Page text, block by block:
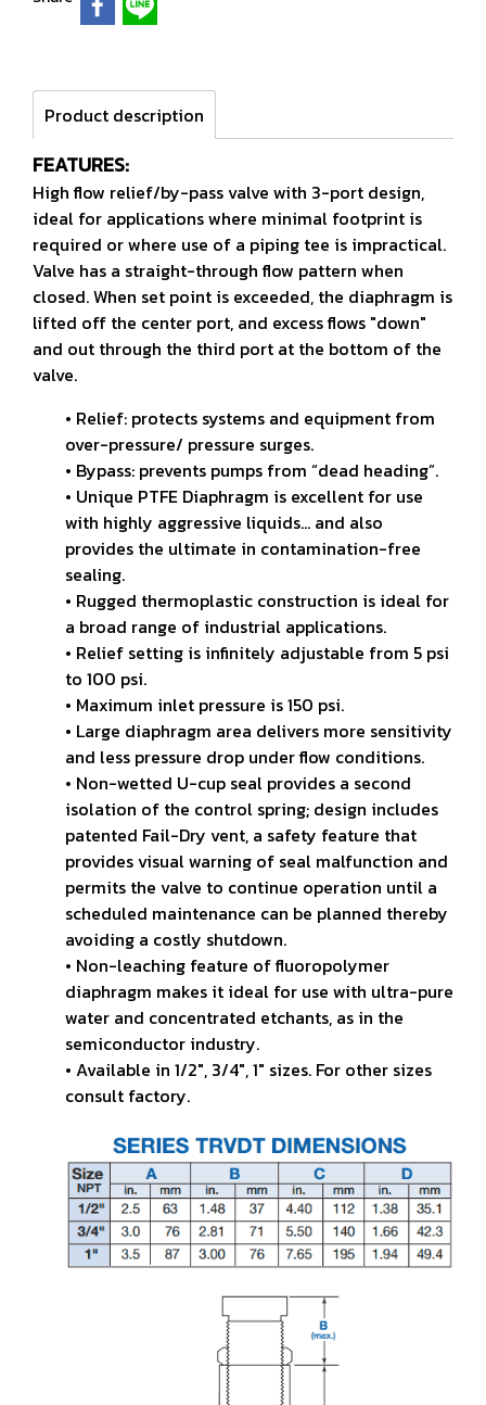
Product description
FEATURES:
High flow relief/by-pass valve with 3-port design,
ideal for applications where minimal footprint is
required or where use of a piping tee is impractical.
Valve has a straight-through flow pattern when
closed. When set point is exceeded, the diaphragm is
lifted off the center port, and excess flows "down"
and out through the third port at the bottom of the
valve.
• Relief: protects systems and equipment from
over-pressure/ pressure surges.
• Bypass: prevents pumps from “dead heading”.
• Unique PTFE Diaphragm is excellent for use
with highly aggressive liquids... and also
provides the ultimate in contamination-free
sealing.
• Rugged thermoplastic construction is ideal for
a broad range of industrial applications.
• Relief setting is infinitely adjustable from 5 psi
to 100 psi.
• Maximum inlet pressure is 150 psi.
• Large diaphragm area delivers more sensitivity
and less pressure drop under flow conditions.
• Non-wetted U-cup seal provides a second
isolation of the control spring; design includes
patented Fail-Dry vent, a safety feature that
provides visual warning of seal malfunction and
permits the valve to continue operation until a
scheduled maintenance can be planned thereby
avoiding a costly shutdown.
• Non-leaching feature of fluoropolymer
diaphragm makes it ideal for use with ultra-pure
water and concentrated etchants, as in the
semiconductor industry.
• Available in 1/2", 3/4", 1" sizes. For other sizes
consult factory.